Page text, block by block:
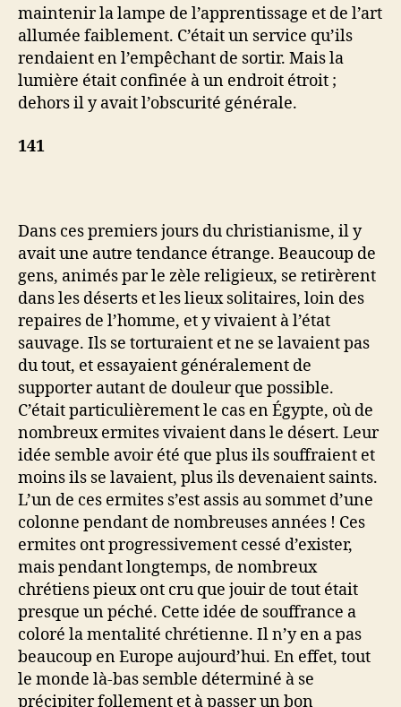
maintenir la lampe de l’apprentissage et de l’art
allumée faiblement. C’était un service qu’ils
rendaient en l’empêchant de sortir. Mais la
lumière était confinée à un endroit étroit ;
dehors il y avait l’obscurité générale.
141
Dans ces premiers jours du christianisme, il y
avait une autre tendance étrange. Beaucoup de
gens, animés par le zèle religieux, se retirèrent
dans les déserts et les lieux solitaires, loin des
repaires de l’homme, et y vivaient à l’état
sauvage. Ils se torturaient et ne se lavaient pas
du tout, et essayaient généralement de
supporter autant de douleur que possible.
C’était particulièrement le cas en Égypte, où de
nombreux ermites vivaient dans le désert. Leur
idée semble avoir été que plus ils souffraient et
moins ils se lavaient, plus ils devenaient saints.
L’un de ces ermites s’est assis au sommet d’une
colonne pendant de nombreuses années ! Ces
ermites ont progressivement cessé d’exister,
mais pendant longtemps, de nombreux
chrétiens pieux ont cru que jouir de tout était
presque un péché. Cette idée de souffrance a
coloré la mentalité chrétienne. Il n’y en a pas
beaucoup en Europe aujourd’hui. En effet, tout
le monde là-bas semble déterminé à se
précipiter follement et à passer un bon